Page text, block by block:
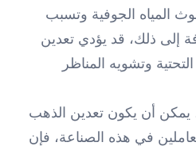
المياه الجوفية وتسبب
إلى ذلك، قد يؤدي تعدين
وتشويه المناظر
يمكن أن يكون تعدين الذهب
في هذه الصناعة، فإن